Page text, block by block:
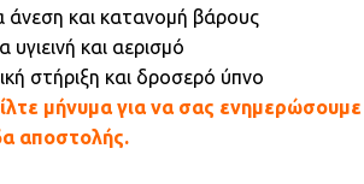
άνεση και κατανομή βάρους
και αερισμό
στήριξη και δροσερό ύπνο
μήνυμα για να σας ενημερώσουμε
αποστολής.